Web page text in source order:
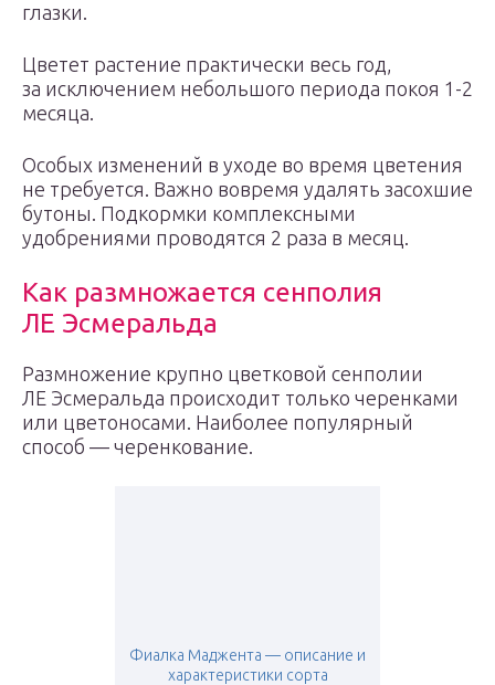
глазки.
Цветет растение практически весь год,
за исключением небольшого периода покоя 1-2
месяца.
Особых изменений в уходе во время цветения
не требуется. Важно вовремя удалять засохшие
бутоны. Подкормки комплексными
удобрениями проводятся 2 раза в месяц.
Как размножается сенполия
ЛЕ Эсмеральда
Размножение крупно цветковой сенполии
ЛЕ Эсмеральда происходит только черенками
или цветоносами. Наиболее популярный
способ — черенкование.
Фиалка Маджента — описание и
характеристики сорта